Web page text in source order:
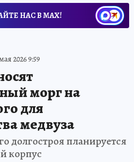
НАС В МАХ!
2026 9:59
морг на
для
медвуза
долгостроя планируется
корпус